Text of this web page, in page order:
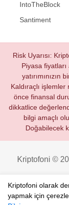
IntoTheBlock
Santiment
Risk Uyarısı:
Piyasa
yatırımınızın
Kaldıraçlı işlemler
önce finansal
dikkatlice
bilgi amaçlı
Doğabilecek
Kriptofoni ©
Kriptofoni olarak
yapmak için